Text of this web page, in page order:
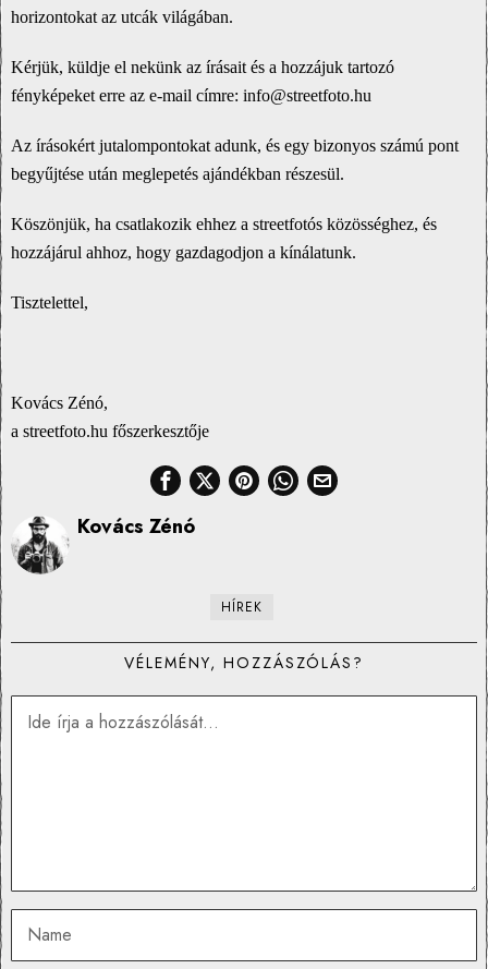
horizontokat az utcák világában.
Kérjük, küldje el nekünk az írásait és a hozzájuk tartozó
fényképeket erre az e-mail címre: info@streetfoto.hu
Az írásokért jutalompontokat adunk, és egy bizonyos számú pont
begyűjtése után meglepetés ajándékban részesül.
Köszönjük, ha csatlakozik ehhez a streetfotós közösséghez, és
hozzájárul ahhoz, hogy gazdagodjon a kínálatunk.
Tisztelettel,
Kovács Zénó,
a streetfoto.hu főszerkesztője
Kovács Zénó
HÍREK
VÉLEMÉNY, HOZZÁSZÓLÁS?